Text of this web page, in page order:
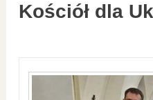
Kościół dla